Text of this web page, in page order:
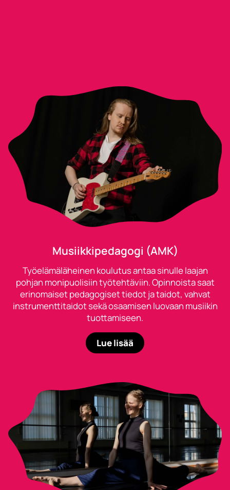
Musiikkipedagogi (AMK)
Työelämäläheinen koulutus antaa sinulle laajan
pohjan monipuolisiin työtehtäviin. Opinnoista saat
erinomaiset pedagogiset tiedot ja taidot, vahvat
instrumenttitaidot sekä osaamisen luovaan musiikin
tuottamiseen.
Lue lisää